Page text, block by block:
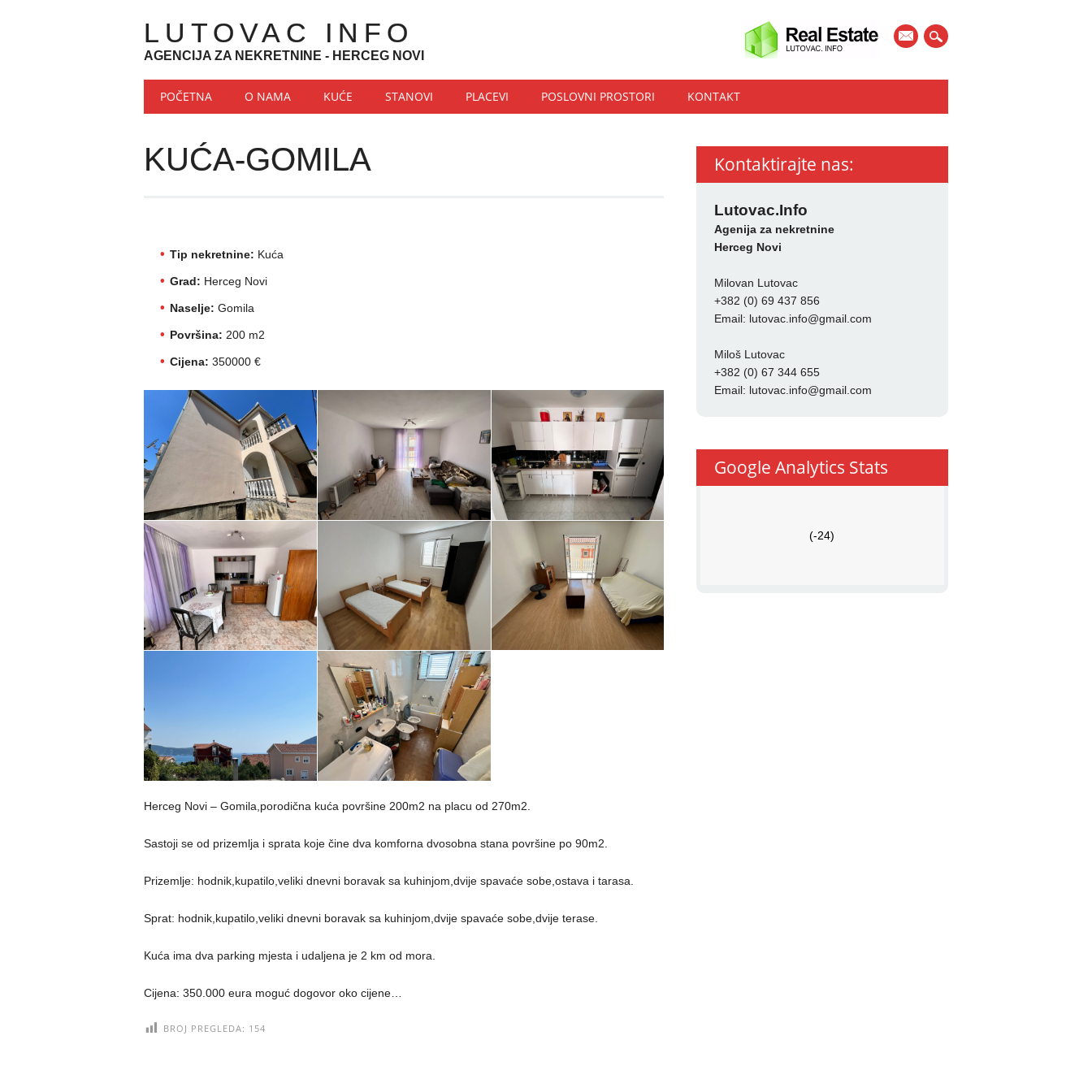
mail
LUTOVAC INFO
AGENCIJA ZA NEKRETNINE - HERCEG NOVI
Main menu
Skip to content
POČETNA O NAMA KUĆE STANOVI PLACEVI POSLOVNI PROSTORI KONTAKT
KUĆA-GOMILA
Tip nekretnine: Kuća
Grad: Herceg Novi
Naselje: Gomila
Površina: 200 m2
Cijena: 350000 €
Herceg Novi – Gomila,porodična kuća površine 200m2 na placu od 270m2.
Sastoji se od prizemlja i sprata koje čine dva komforna dvosobna stana površine po 90m2.
Prizemlje: hodnik,kupatilo,veliki dnevni boravak sa kuhinjom,dvije spavaće sobe,ostava i tarasa.
Sprat: hodnik,kupatilo,veliki dnevni boravak sa kuhinjom,dvije spavaće sobe,dvije terase.
Kuća ima dva parking mjesta i udaljena je 2 km od mora.
Cijena: 350.000 eura moguć dogovor oko cijene…
BROJ PREGLEDA: 154
Kontaktirajte nas:
Lutovac.Info
Agenija za nekretnine
Herceg Novi
Milovan Lutovac
+382 (0) 69 437 856
Email: lutovac.info@gmail.com
Miloš Lutovac
+382 (0) 67 344 655
Email: lutovac.info@gmail.com
Google Analytics Stats
(-24)